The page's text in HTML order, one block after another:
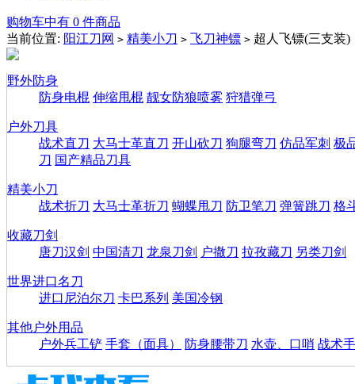
购物车中有 0 件商品
当前位置: 阳江刀网 > 精美小刀 > 飞刀神镖 > 超人飞镖(三支装)
野外防身
防身电棍 伸缩甩棍 靓女防狼喷雾 狩猎弹弓
户外刀具
战术直刀 大马士革直刀 开山砍刀 狗腿弯刀 仿品军刺 极
刀 国产精品刀具
精美小刀
战术折刀 大马士革折刀 蝴蝶甩刀 防卫笔刀 弹簧跳刀 格
收藏刀剑
唐刀汉剑 中国清刀 龙泉刀剑 户撒刀 拉孜藏刀 另类刀剑
世界进口名刀
进口尼泊尔刀 卡巴系列 美国冷钢
其他户外用品
户外兵工铲 手套（面具） 防身腰带刀 水壶、口哨 战术